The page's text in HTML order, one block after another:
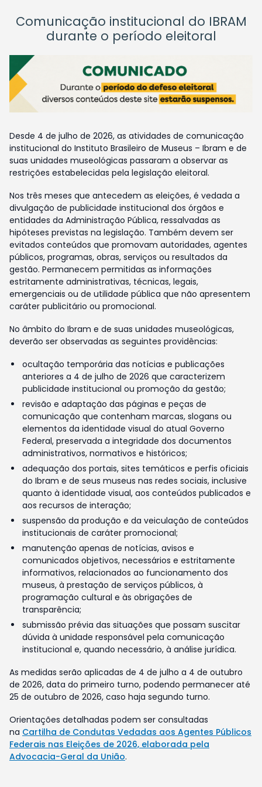
Comunicação institucional do IBRAM
durante o período eleitoral
Desde 4 de julho de 2026, as atividades de comunicação
institucional do Instituto Brasileiro de Museus – Ibram e de
suas unidades museológicas passaram a observar as
restrições estabelecidas pela legislação eleitoral.
Nos três meses que antecedem as eleições, é vedada a
divulgação de publicidade institucional dos órgãos e
entidades da Administração Pública, ressalvadas as
hipóteses previstas na legislação. Também devem ser
evitados conteúdos que promovam autoridades, agentes
públicos, programas, obras, serviços ou resultados da
gestão. Permanecem permitidas as informações
estritamente administrativas, técnicas, legais,
emergenciais ou de utilidade pública que não apresentem
caráter publicitário ou promocional.
No âmbito do Ibram e de suas unidades museológicas,
deverão ser observadas as seguintes providências:
ocultação temporária das notícias e publicações
anteriores a 4 de julho de 2026 que caracterizem
publicidade institucional ou promoção da gestão;
revisão e adaptação das páginas e peças de
comunicação que contenham marcas, slogans ou
elementos da identidade visual do atual Governo
Federal, preservada a integridade dos documentos
administrativos, normativos e históricos;
adequação dos portais, sites temáticos e perfis oficiais
do Ibram e de seus museus nas redes sociais, inclusive
quanto à identidade visual, aos conteúdos publicados e
aos recursos de interação;
suspensão da produção e da veiculação de conteúdos
institucionais de caráter promocional;
manutenção apenas de notícias, avisos e
comunicados objetivos, necessários e estritamente
informativos, relacionados ao funcionamento dos
museus, à prestação de serviços públicos, à
programação cultural e às obrigações de
transparência;
submissão prévia das situações que possam suscitar
dúvida à unidade responsável pela comunicação
institucional e, quando necessário, à análise jurídica.
As medidas serão aplicadas de 4 de julho a 4 de outubro
de 2026, data do primeiro turno, podendo permanecer até
25 de outubro de 2026, caso haja segundo turno.
Orientações detalhadas podem ser consultadas
na Cartilha de Condutas Vedadas aos Agentes Públicos
Federais nas Eleições de 2026, elaborada pela
Advocacia-Geral da União.